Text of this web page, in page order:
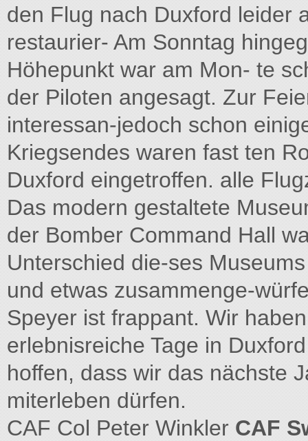
den Flug nach Duxford leider
restaurier- Am Sonntag
Höhepunkt war am Mon- te
der Piloten angesagt. Zur
interessan-jedoch schon
Kriegsendes waren fast ten
Duxford eingetroffen. alle
Das modern gestaltete
der Bomber Command Hall
Unterschied die-ses
und etwas zusammenge-
Speyer ist frappant. Wir
erlebnisreiche Tage in
hoffen, dass wir das nächste
miterleben dürfen.
CAF Col Peter Winkler CAF